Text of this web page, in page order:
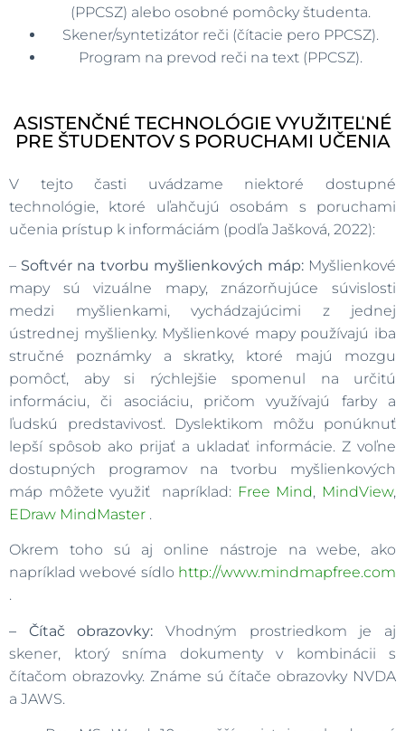
(PPCSZ) alebo osobné pomôcky študenta.
Skener/syntetizátor reči (čítacie pero PPCSZ).
Program na prevod reči na text (PPCSZ).
ASISTENČNÉ TECHNOLÓGIE VYUŽITEĽNÉ
PRE ŠTUDENTOV S PORUCHAMI UČENIA
V tejto časti uvádzame niektoré dostupné
technológie, ktoré uľahčujú osobám s poruchami
učenia prístup k informáciám (podľa Jašková, 2022):
– Softvér na tvorbu myšlienkových máp: Myšlienkové
mapy sú vizuálne mapy, znázorňujúce súvislosti
medzi myšlienkami, vychádzajúcimi z jednej
ústrednej myšlienky. Myšlienkové mapy používajú iba
stručné poznámky a skratky, ktoré majú mozgu
pomôcť, aby si rýchlejšie spomenul na určitú
informáciu, či asociáciu, pričom využívajú farby a
ľudskú predstavivosť. Dyslektikom môžu ponúknuť
lepší spôsob ako prijať a ukladať informácie. Z voľne
dostupných programov na tvorbu myšlienkových
máp môžete využiť napríklad: Free Mind, MindView,
EDraw MindMaster .
Okrem toho sú aj online nástroje na webe, ako
napríklad webové sídlo http://www.mindmapfree.com
.
– Čítač obrazovky: Vhodným prostriedkom je aj
skener, ktorý sníma dokumenty v kombinácii s
čítačom obrazovky. Známe sú čítače obrazovky NVDA
a JAWS.